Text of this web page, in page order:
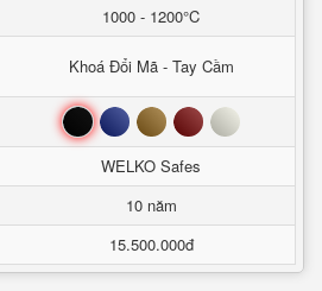
1000 - 1200°C
Khoá Đổi Mã - Tay Cầm
Đen Xanh Nâu Đỏ Trắng
WELKO Safes
10 năm
15.500.000đ